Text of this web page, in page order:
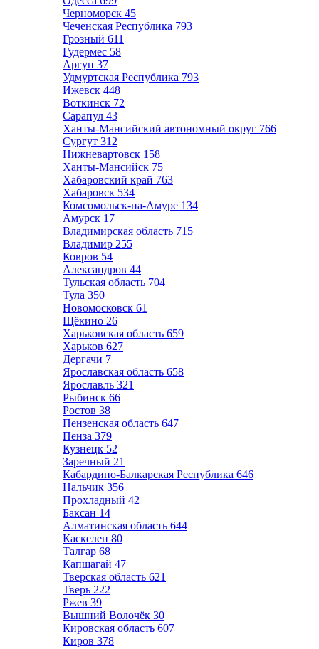
Черноморск 45
Чеченская Республика 793
Грозный 611
Гудермес 58
Аргун 37
Удмуртская Республика 793
Ижевск 448
Воткинск 72
Сарапул 43
Ханты-Мансийский автономный округ 766
Сургут 312
Нижневартовск 158
Ханты-Мансийск 75
Хабаровский край 763
Хабаровск 534
Комсомольск-на-Амуре 134
Амурск 17
Владимирская область 715
Владимир 255
Ковров 54
Александров 44
Тульская область 704
Тула 350
Новомосковск 61
Щёкино 26
Харьковская область 659
Харьков 627
Дергачи 7
Ярославская область 658
Ярославль 321
Рыбинск 66
Ростов 38
Пензенская область 647
Пенза 379
Кузнецк 52
Заречный 21
Кабардино-Балкарская Республика 646
Нальчик 356
Прохладный 42
Баксан 14
Алматинская область 644
Каскелен 80
Талгар 68
Капшагай 47
Тверская область 621
Тверь 222
Ржев 39
Вышний Волочёк 30
Кировская область 607
Киров 378